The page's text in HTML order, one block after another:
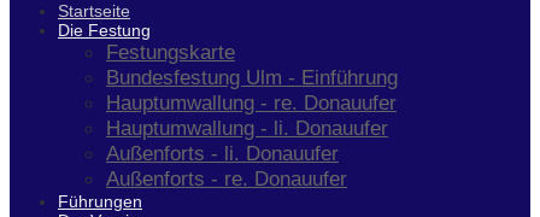
Startseite
Die Festung
Festungskarte
Bundesfestung Ulm - Einführung
Hauptumwallung - re. Donauufer
Hauptumwallung - li. Donauufer
Außenforts - li. Donauufer
Außenforts - re. Donauufer
Führungen